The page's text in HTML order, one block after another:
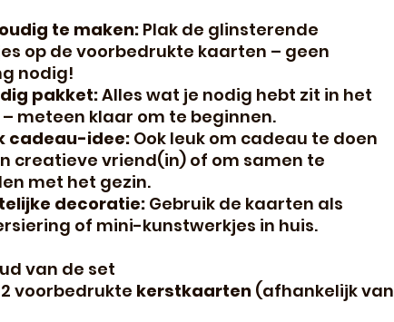
te maken: Plak de glinsterende
op de voorbedrukte kaarten – geen
nodig!
pakket:Alles wat je nodig hebt zit in het
meteen klaar om te beginnen.
cadeau-idee:Ook leuk om cadeau te doen
creatieve vriend(in) of om samen te
met het gezin.
decoratie:Gebruik de kaarten als
of mini-kunstwerkjes in huis.
van de set
voorbedrukte kerstkaarten (afhankelijk van